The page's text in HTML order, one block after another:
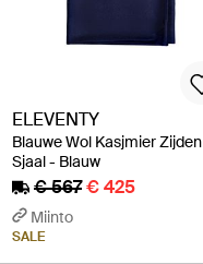
ELEVENTY
Blauwe Wol Kasjmier Zijden
Sjaal - Blauw
€ 567€ 425
Miinto
SALE